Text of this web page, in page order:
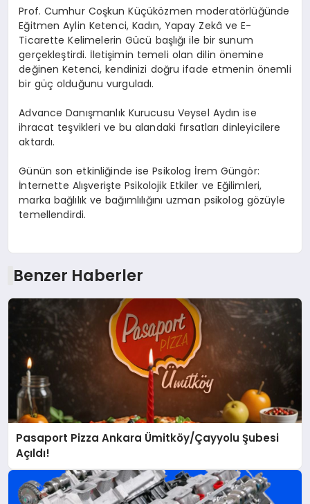
Prof. Cumhur Coşkun Küçüközmen moderatörlüğünde
Eğitmen Aylin Ketenci, Kadın, Yapay Zekâ ve E-
Ticarette Kelimelerin Gücü başlığı ile bir sunum
gerçekleştirdi. İletişimin temeli olan dilin önemine
değinen Ketenci, kendinizi doğru ifade etmenin önemli
bir güç olduğunu vurguladı.
Advance Danışmanlık Kurucusu Veysel Aydın ise
ihracat teşvikleri ve bu alandaki fırsatları dinleyicilere
aktardı.
Günün son etkinliğinde ise Psikolog İrem Güngör:
İnternette Alışverişte Psikolojik Etkiler ve Eğilimleri,
marka bağlılık ve bağımlılığını uzman psikolog gözüyle
temellendirdi.
Benzer Haberler
Pasaport Pizza Ankara Ümitköy/Çayyolu Şubesi
Açıldı!